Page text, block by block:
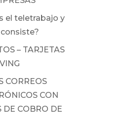
el teletrabajo y
– TARJETAS
CORREOS
CON
DE COBRO DE